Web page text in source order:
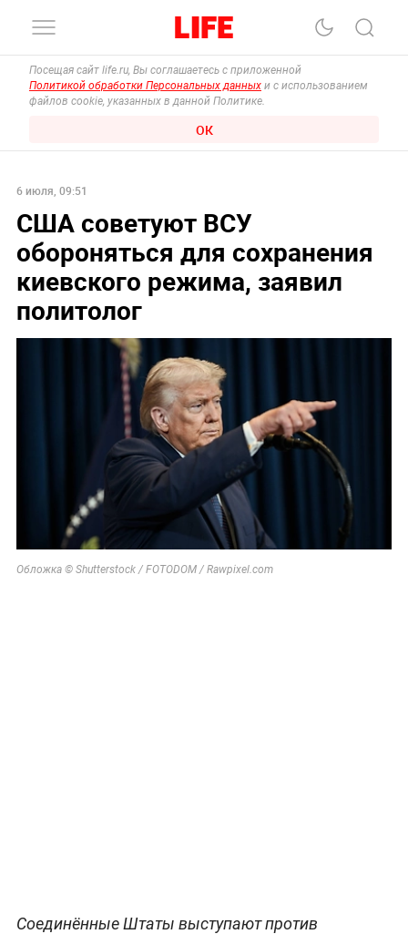
Посещая сайт life.ru, Вы соглашаетесь с приложенной
Политикой обработки Персональных данных и с использованием
файлов cookie, указанных в данной Политике.
ОК
6 июля, 09:51
США советуют ВСУ
обороняться для сохранения
киевского режима, заявил
политолог
Обложка © Shutterstock / FOTODOM / Rawpixel.com
Соединённые Штаты выступают против